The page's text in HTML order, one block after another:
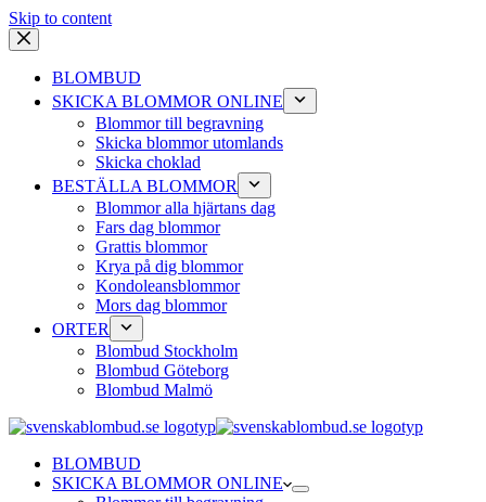
Skip to content
BLOMBUD
SKICKA BLOMMOR ONLINE
Blommor till begravning
Skicka blommor utomlands
Skicka choklad
BESTÄLLA BLOMMOR
Blommor alla hjärtans dag
Fars dag blommor
Grattis blommor
Krya på dig blommor
Kondoleansblommor
Mors dag blommor
ORTER
Blombud Stockholm
Blombud Göteborg
Blombud Malmö
BLOMBUD
SKICKA BLOMMOR ONLINE